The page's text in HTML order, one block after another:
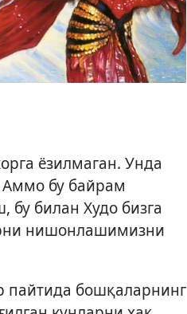
ёзилмаган. Унда
Аммо бу байрам
бу билан Худо бизга
нишонлашимизни
пайтида бошқаларнинг